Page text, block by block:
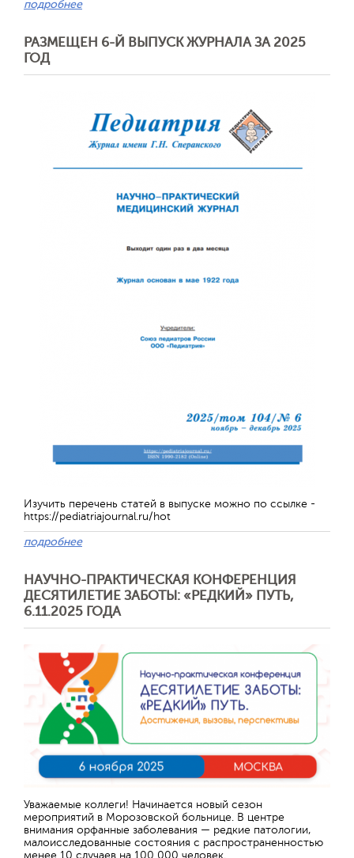
подробнее
РАЗМЕЩЕН 6-Й ВЫПУСК ЖУРНАЛА ЗА 2025
ГОД
Изучить перечень статей в выпуске можно по ссылке -
https://pediatriajournal.ru/hot
подробнее
НАУЧНО-ПРАКТИЧЕСКАЯ КОНФЕРЕНЦИЯ
ДЕСЯТИЛЕТИЕ ЗАБОТЫ: «РЕДКИЙ» ПУТЬ,
6.11.2025 ГОДА
Уважаемые коллеги! Начинается новый сезон
мероприятий в Морозовской больнице. В центре
внимания орфанные заболевания — редкие патологии,
малоисследованные состояния с распространенностью
менее 10 случаев на 100 000 человек.
Отправить